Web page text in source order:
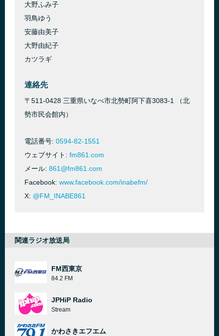
大野ふみ子
羽鳥ゆう
安藤由美子
大野由紀子
カツラギ
連絡先
〒511-0428 三重県いなべ市北勢町阿下喜3083-1 （北
勢市民会館内）
電話番号: 0594-82-1551
ウェブサイト: fm861.com
メール: 861@fm861.com
Facebook: www.facebook.com/inabefm/
X: @FM_INABE861
関連ラジオ放送局
FM西東京
84.2 FM
JPHiP Radio
Stream
かわさきエフエム